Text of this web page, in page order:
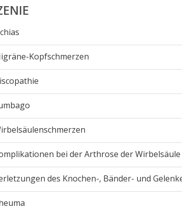
Kopfschmerzen
bei der Arthrose der Wirbelsäule
des Knochen-, Bänder- und